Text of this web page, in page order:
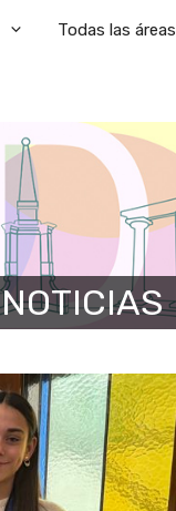
Todas las áreas
NOTICIAS